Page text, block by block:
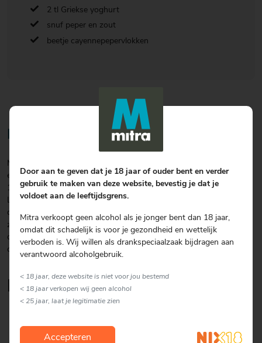
2 tl Griekse yoghurt
snuf peper en zout
beetje cayennepepervlokken
Bereiding
Meng de yoghurt met de zure room, knoflook, geraspte kaas, peper
en zout in een kom. Zet dit in de koeling. Kook de mais in ongeveer
15 minuten gaar in een pan met heet water en een theelepel zout.
Lek ze uit en laat het afkoelen. Leg de mais vervolgens op de gril en
draai ze regelmatig om. Als ze de juiste temperatuur hebben haal je
ze van de gril en bestrijk je de kolven met wat limoen en daarover
de yoghurtmix. Top het verder af met een paar
cayennepepervlokken en verse peterselie.
Lekker om erbij te serveren
Door aan te geven dat je 18 jaar of ouder bent en verder
gebruik te maken van deze website, bevestig je dat je
voldoet aan de leeftijdsgrens.
Mitra verkoopt geen alcohol als je jonger bent dan 18 jaar,
omdat dit schadelijk is voor je gezondheid en wettelijk
verboden is. Wij willen als drankspeciaalzaak bijdragen aan
verantwoord alcoholgebruik.
< 18 jaar, deze website is niet voor jou bestemd
< 18 jaar verkopen wij geen alcohol
< 25 jaar, laat je legitimatie zien
Accepteren